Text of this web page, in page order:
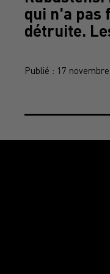
qui n'a pas
détruite.
Publié : 17